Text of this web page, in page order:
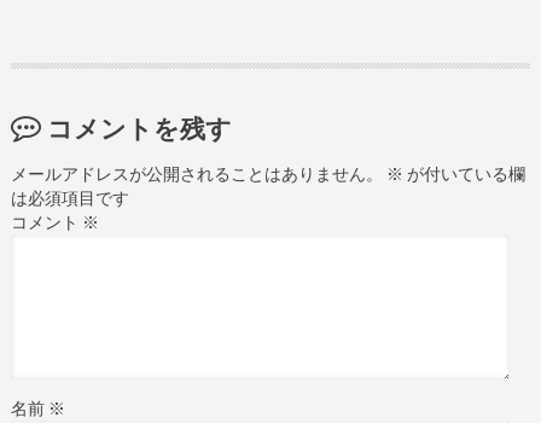
コメントを残す
メールアドレスが公開されることはありません。 ※ が付いている欄
は必須項目です
コメント ※
名前 ※